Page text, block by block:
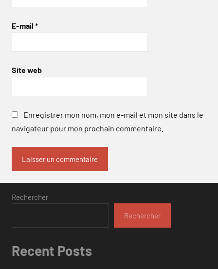
E-mail *
Site web
Enregistrer mon nom, mon e-mail et mon site dans le
navigateur pour mon prochain commentaire.
Rechercher
Rechercher
Recent Posts